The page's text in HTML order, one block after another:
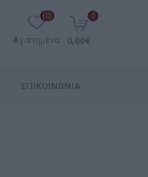
Αγαπημένα
(0) 0
0,00€
ΕΠΙΚΟΙΝΩΝΊΑ